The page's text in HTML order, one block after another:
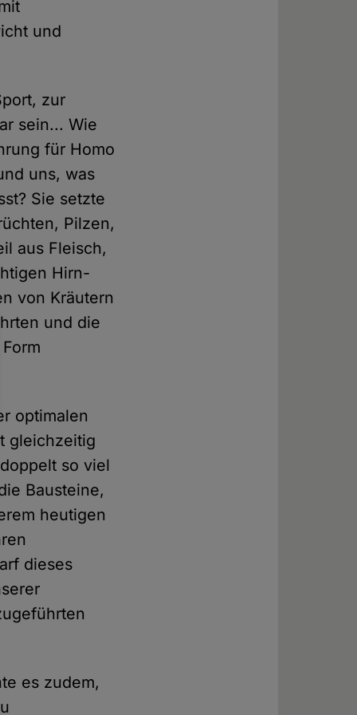
und
zur
sein... Wie
für Homo
uns, was
Sie setzte
Pilzen,
aus Fleisch,
Hirn-
von Kräutern
und die
optimalen
gleichzeitig
so viel
Bausteine,
heutigen
dieses
es zudem,